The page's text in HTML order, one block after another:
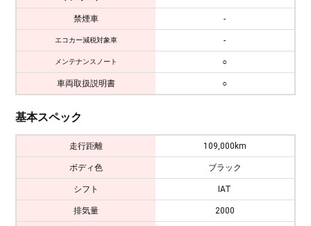
禁煙車 -
エコカー減税対象車 -
メンテナンスノート ○
車両取扱説明書 ○
基本スペック
走行距離 109,000km
ボディ色 ブラック
シフト IAT
排気量 2000